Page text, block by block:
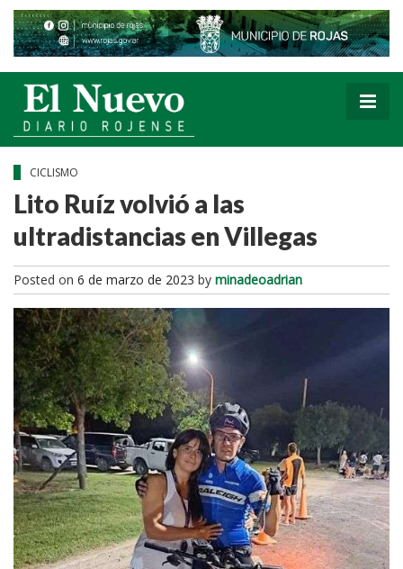
CICLISMO
Lito Ruíz volvió a las
ultradistancias en Villegas
Posted on 6 de marzo de 2023 by minadeoadrian